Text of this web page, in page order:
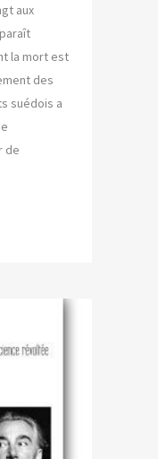
aux
la mort est
des
suédois a
de